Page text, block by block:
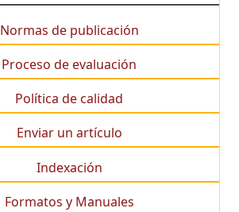
Normas de publicación
Proceso de evaluación
Política de calidad
Enviar un artículo
Indexación
Formatos y Manuales